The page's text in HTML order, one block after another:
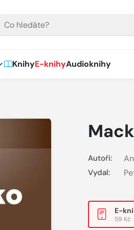
KnihyE-knihyAudioknihy
Autoři:
Vydal:
E-
59 Kč